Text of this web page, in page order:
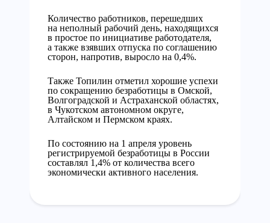
Количество работников, перешедших
на неполный рабочий день, находящихся
в простое по инициативе работодателя,
а также взявших отпуска по соглашению
сторон, напротив, выросло на 0,4%.
Также Топилин отметил хорошие успехи
по сокращению безработицы в Омской,
Волгоградской и Астраханской областях,
в Чукотском автономном округе,
Алтайском и Пермском краях.
По состоянию на 1 апреля уровень
регистрируемой безработицы в России
составлял 1,4% от количества всего
экономически активного населения.